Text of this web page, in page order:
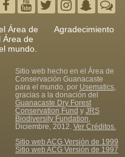
Área de
Área de
mundo.
Agradecimiento
Sitio web hecho en el Área de
Conservación Guanacaste
para el mundo, por Usematics,
gracias a la donación del
Guanacaste Dry Forest
Conservation Fund y JRS
Biodiversity Fundation,
Diciembre, 2012. Ver Créditos.
Sitio web ACG Versión de 1999
Sitio web ACG Versión de 1997